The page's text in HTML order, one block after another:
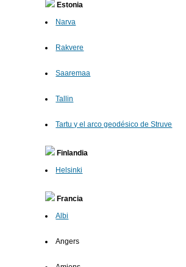
Estonia
Narva
Rakvere
Saaremaa
Tallin
Tartu y el arco geodésico de Struve
Finlandia
Helsinki
Francia
Albi
Angers